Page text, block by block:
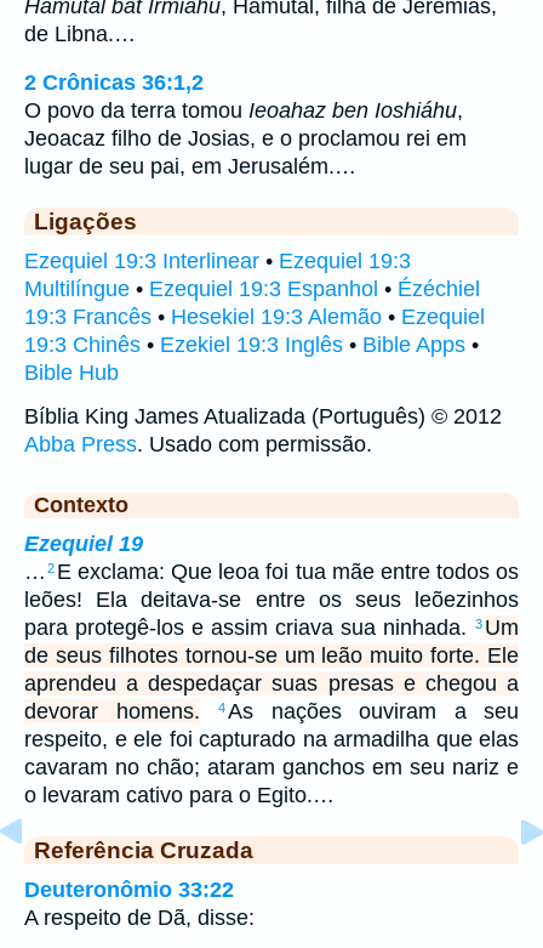
Hamutal bat Irmiáhu, Hamutal, filha de Jeremias,
de Libna.…
2 Crônicas 36:1,2
O povo da terra tomou Ieoahaz ben Ioshiáhu,
Jeoacaz filho de Josias, e o proclamou rei em
lugar de seu pai, em Jerusalém.…
Ligações
Ezequiel 19:3 Interlinear • Ezequiel 19:3
Multilíngue • Ezequiel 19:3 Espanhol • Ézéchiel
19:3 Francês • Hesekiel 19:3 Alemão • Ezequiel
19:3 Chinês • Ezekiel 19:3 Inglês • Bible Apps •
Bible Hub
Bíblia King James Atualizada (Português) © 2012
Abba Press. Usado com permissão.
Contexto
Ezequiel 19
… 2 E exclama: Que leoa foi tua mãe entre todos os
leões! Ela deitava-se entre os seus leõezinhos
para protegê-los e assim criava sua ninhada.
3 Um
de seus filhotes tornou-se um leão muito forte. Ele
aprendeu a despedaçar suas presas e chegou a
devorar homens.
4As nações ouviram a seu
respeito, e ele foi capturado na armadilha que elas
cavaram no chão; ataram ganchos em seu nariz e
o levaram cativo para o Egito.…
Referência Cruzada
Deuteronômio 33:22
A respeito de Dã, disse: